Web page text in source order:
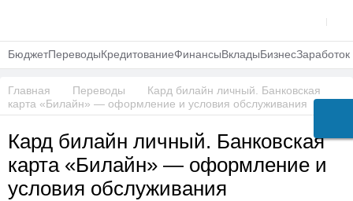
БюджетПереводыКредитованиеФинансыВкладыБизнесЗаработок
Главная Переводы
Кард билайн личный. Банковская
карта «Билайн» — оформление и условия обслуживания
Кард билайн личный. Банковская
карта «Билайн» — оформление и
условия обслуживания